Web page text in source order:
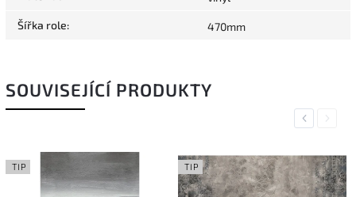
Šířka role: 470mm
SOUVISEJÍCÍ PRODUKTY
Previous
TIP TIP
Next